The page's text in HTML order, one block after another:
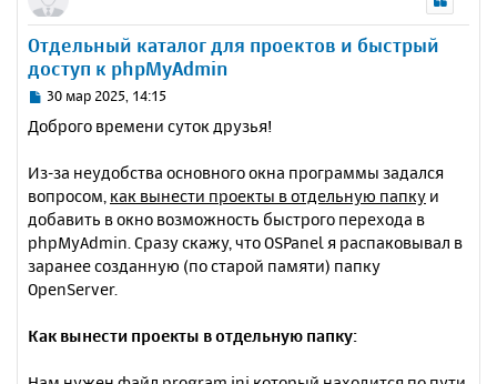
Отдельный каталог для проектов и быстрый
доступ к phpMyAdmin
С
о
щ
е
н
е
30 мар 2025, 14:15
Доброго времени суток друзья!
Из-за неудобства основного окна программы задался
вопросом, как вынести проекты в отдельную папку и
добавить в окно возможность быстрого перехода в
phpMyAdmin. Сразу скажу, что OSPanel я распаковывал в
заранее созданную (по старой памяти) папку
OpenServer.
Как вынести проекты в отдельную папку: